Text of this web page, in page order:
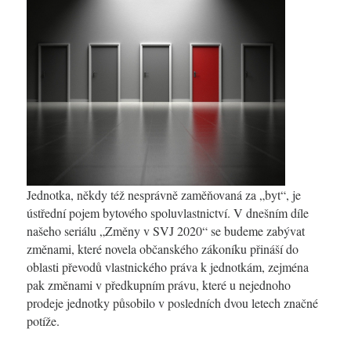
Jednotka, někdy též nesprávně zaměňovaná za „byt“, je
ústřední pojem bytového spoluvlastnictví. V dnešním díle
našeho seriálu „Změny v SVJ 2020“ se budeme zabývat
změnami, které novela občanského zákoníku přináší do
oblasti převodů vlastnického práva k jednotkám, zejména
pak změnami v předkupním právu, které u nejednoho
prodeje jednotky působilo v posledních dvou letech značné
potíže.